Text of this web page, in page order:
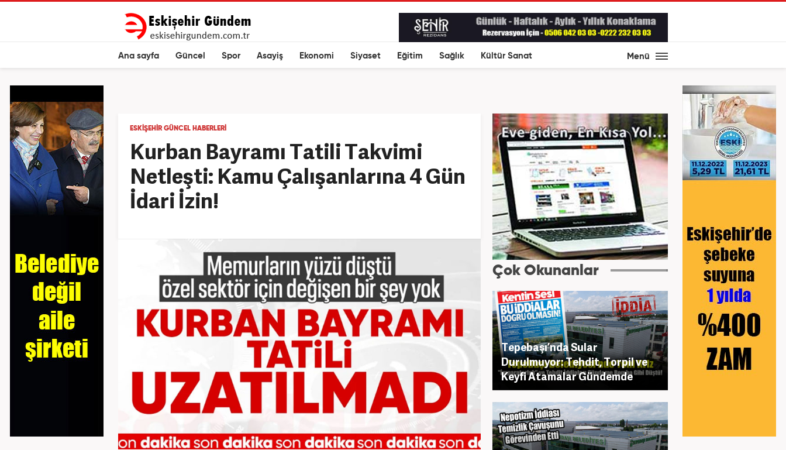
Ana sayfa Güncel Spor Asayiş Ekonomi Siyaset Eğitim Sağlık Kültür Sanat Menü
ESKIŞEHIR GÜNCEL HABERLERI
Kurban Bayramı Tatili Takvimi
Netleşti: Kamu Çalışanlarına 4 Gün
İdari İzin!
Çok Okunanlar
Tepebaşı’nda Sular
Durulmuyor: Tehdit, Torpil ve
Keyfi Atamalar Gündemde